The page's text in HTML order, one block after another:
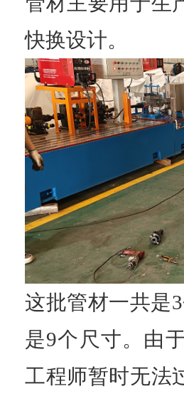
快换设计。
这批管材一共是
是9个尺寸。由
工程师暂时无法